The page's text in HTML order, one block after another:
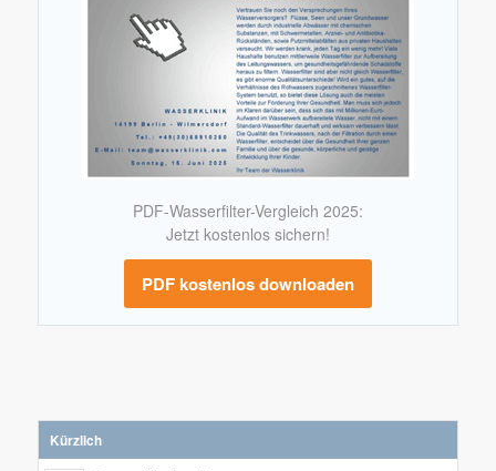
PDF-Wasserfilter-Vergleich 2025:
Jetzt kostenlos sichern!
PDF kostenlos downloaden
Kürzlich